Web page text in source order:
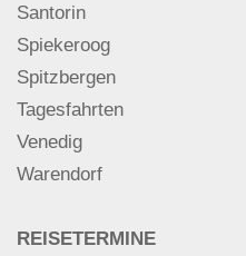
Santorin
Spiekeroog
Spitzbergen
Tagesfahrten
Venedig
Warendorf
REISETERMINE